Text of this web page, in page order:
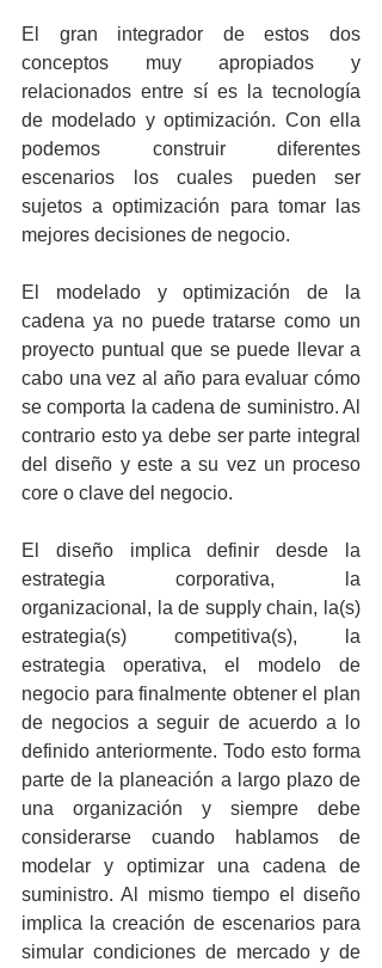
El gran integrador de estos dos
conceptos muy apropiados y
relacionados entre sí es la tecnología
de modelado y optimización. Con ella
podemos construir diferentes
escenarios los cuales pueden ser
sujetos a optimización para tomar las
mejores decisiones de negocio.
El modelado y optimización de la
cadena ya no puede tratarse como un
proyecto puntual que se puede llevar a
cabo una vez al año para evaluar cómo
se comporta la cadena de suministro. Al
contrario esto ya debe ser parte integral
del diseño y este a su vez un proceso
core o clave del negocio.
El diseño implica definir desde la
estrategia corporativa, la
organizacional, la de supply chain, la(s)
estrategia(s) competitiva(s), la
estrategia operativa, el modelo de
negocio para finalmente obtener el plan
de negocios a seguir de acuerdo a lo
definido anteriormente. Todo esto forma
parte de la planeación a largo plazo de
una organización y siempre debe
considerarse cuando hablamos de
modelar y optimizar una cadena de
suministro. Al mismo tiempo el diseño
implica la creación de escenarios para
simular condiciones de mercado y de